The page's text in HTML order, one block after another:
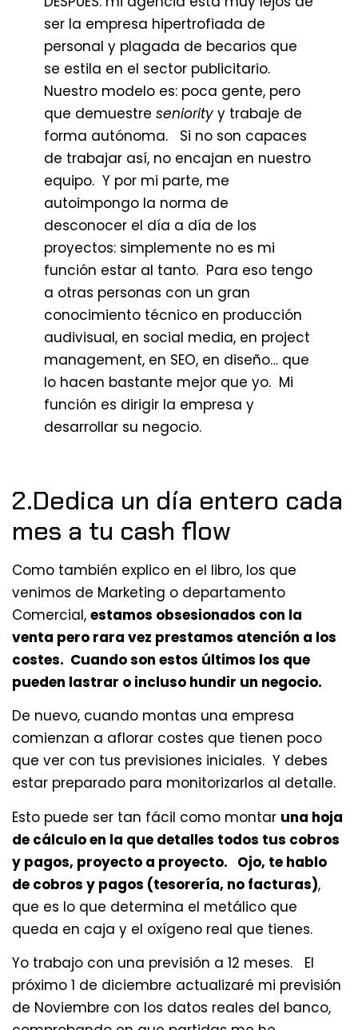
ser la empresa hipertrofiada de
personal y plagada de becarios que
se estila en el sector publicitario.
Nuestro modelo es: poca gente, pero
que demuestre seniority y trabaje de
forma autónoma. Si no son capaces
de trabajar así, no encajan en nuestro
equipo. Y por mi parte, me
autoimpongo la norma de
desconocer el día a día de los
proyectos: simplemente no es mi
función estar al tanto. Para eso tengo
a otras personas con un gran
conocimiento técnico en producción
audivisual, en social media, en project
management, en SEO, en diseño… que
lo hacen bastante mejor que yo. Mi
función es dirigir la empresa y
desarrollar su negocio.
2.Dedica un día entero cada
mes a tu cash flow
Como también explico en el libro, los que
venimos de Marketing o departamento
Comercial, estamos obsesionados con la
venta pero rara vez prestamos atención a los
costes. Cuando son estos últimos los que
pueden lastrar o incluso hundir un negocio.
De nuevo, cuando montas una empresa
comienzan a aflorar costes que tienen poco
que ver con tus previsiones iniciales. Y debes
estar preparado para monitorizarlos al detalle.
Esto puede ser tan fácil como montar una hoja
de cálculo en la que detalles todos tus cobros
y pagos, proyecto a proyecto. Ojo, te hablo
de cobros y pagos (tesorería, no facturas),
que es lo que determina el metálico que
queda en caja y el oxígeno real que tienes.
Yo trabajo con una previsión a 12 meses. El
próximo 1 de diciembre actualizaré mi previsión
de Noviembre con los datos reales del banco,